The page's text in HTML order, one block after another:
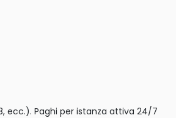
ecc.). Paghi per istanza attiva 24/7